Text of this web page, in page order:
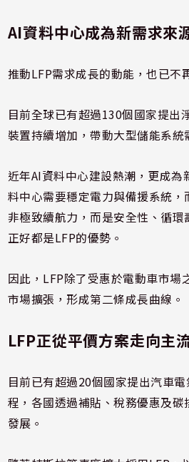
AI資料中心成為新需求來
推動LFP需求成長的動能，也已不
目前全球已有超過130個國家提出
裝置持續增加，帶動大型儲能系統
近年AI資料中心建設熱潮，更成為
料中心需要穩定電力與備援系統
非極致續航力，而是安全性、循
正好都是LFP的優勢。
因此，LFP除了受惠於電動車市場
市場擴張，形成第二條成長曲線。
LFP正從平價方案走向主
目前已有超過20個國家提出汽車
程，各國透過補貼、稅務優惠及
發展。